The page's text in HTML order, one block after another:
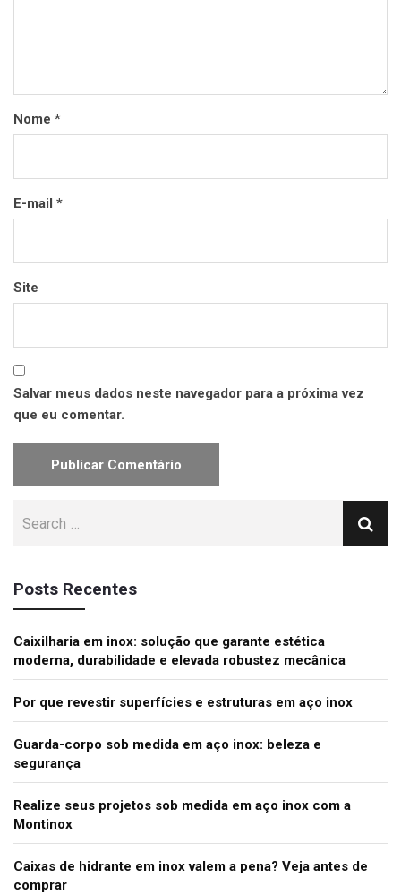
Nome *
E-mail *
Site
Salvar meus dados neste navegador para a próxima vez
que eu comentar.
Posts Recentes
Caixilharia em inox: solução que garante estética
moderna, durabilidade e elevada robustez mecânica
Por que revestir superfícies e estruturas em aço inox
Guarda-corpo sob medida em aço inox: beleza e
segurança
Realize seus projetos sob medida em aço inox com a
Montinox
Caixas de hidrante em inox valem a pena? Veja antes de
comprar